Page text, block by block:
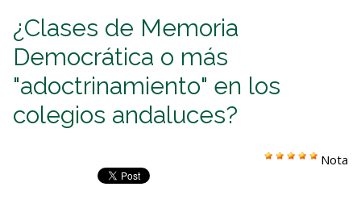
¿Clases de Memoria
Democrática o más
"adoctrinamiento" en los
colegios andaluces?
Nota